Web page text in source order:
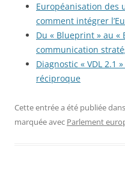
Européanisation des
comment intégrer
Du « Blueprint » au «
communication
Diagnostic « VDL 2.1
réciproque
Cette entrée a été publiée dans
marquée avec Parlement